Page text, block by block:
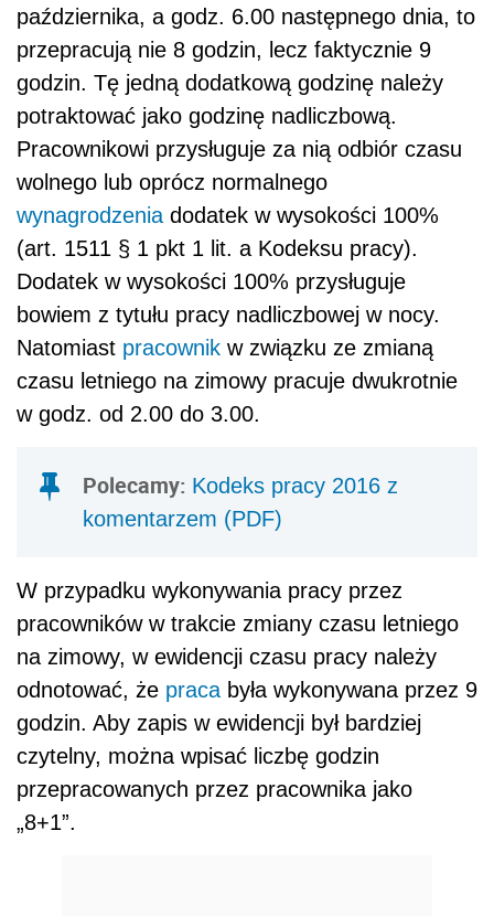
października, a godz. 6.00 następnego dnia, to
przepracują nie 8 godzin, lecz faktycznie 9
godzin. Tę jedną dodatkową godzinę należy
potraktować jako godzinę nadliczbową.
Pracownikowi przysługuje za nią odbiór czasu
wolnego lub oprócz normalnego
wynagrodzenia dodatek w wysokości 100%
(art. 1511 § 1 pkt 1 lit. a Kodeksu pracy).
Dodatek w wysokości 100% przysługuje
bowiem z tytułu pracy nadliczbowej w nocy.
Natomiast pracownik w związku ze zmianą
czasu letniego na zimowy pracuje dwukrotnie
w godz. od 2.00 do 3.00.
Polecamy: Kodeks pracy 2016 z
komentarzem (PDF)
W przypadku wykonywania pracy przez
pracowników w trakcie zmiany czasu letniego
na zimowy, w ewidencji czasu pracy należy
odnotować, że praca była wykonywana przez 9
godzin. Aby zapis w ewidencji był bardziej
czytelny, można wpisać liczbę godzin
przepracowanych przez pracownika jako
„8+1”.